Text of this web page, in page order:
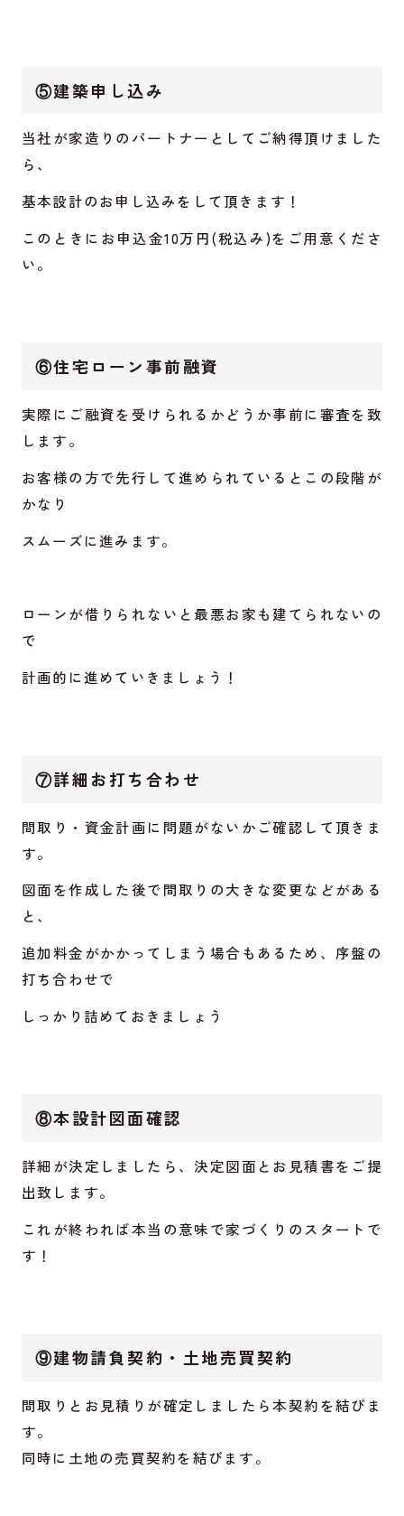
⑤建築申し込み
当社が家造りのパートナーとしてご納得頂けました
ら、
基本設計のお申し込みをして頂きます！
このときにお申込金10万円(税込み)をご用意くださ
い。
⑥住宅ローン事前融資
実際にご融資を受けられるかどうか事前に審査を致
します。
お客様の方で先行して進められているとこの段階が
かなり
スムーズに進みます。
ローンが借りられないと最悪お家も建てられないの
で
計画的に進めていきましょう！
⑦詳細お打ち合わせ
間取り・資金計画に問題がないかご確認して頂きま
す。
図面を作成した後で間取りの大きな変更などがある
と、
追加料金がかかってしまう場合もあるため、序盤の
打ち合わせで
しっかり詰めておきましょう
⑧本設計図面確認
詳細が決定しましたら、決定図面とお見積書をご提
出致します。
これが終われば本当の意味で家づくりのスタートで
す！
⑨建物請負契約・土地売買契約
間取りとお見積りが確定しましたら本契約を結びま
す。
同時に土地の売買契約を結びます。